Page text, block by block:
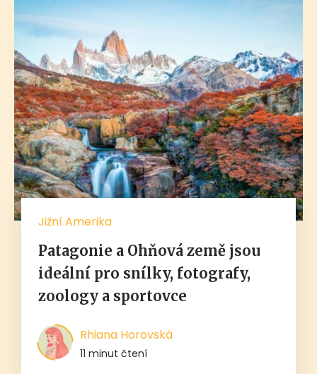
Jižní Amerika
Patagonie a Ohňová země jsou
ideální pro snílky, fotografy,
zoology a sportovce
Rhiana Horovská
11 minut čtení